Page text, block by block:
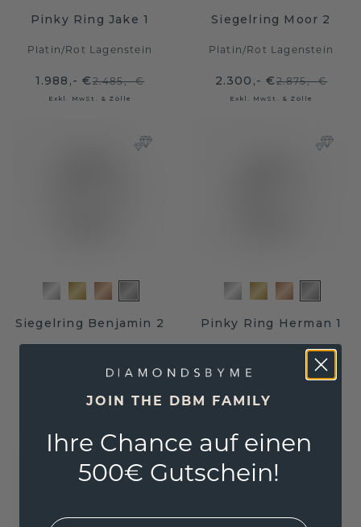
Pinky Ring Jake 1
Platin/Rot Lagenstein
1.988,- €2.485,- €
Exkl. MwSt. & Zölle
Siegelring Moor 2
Platin/Rot Lagenstein
2.300,- €2.875,- €
Exkl. MwSt. & Zölle
Siegelring Benjamin 2
Exkl. MwSt. & Zölle
Pinky Ring Herman 1
Rot Lagenstein
Exkl. MwSt. & Zölle
JOIN THE DBM FAMILY
Ihre Chance auf einen
500€ Gutschein!